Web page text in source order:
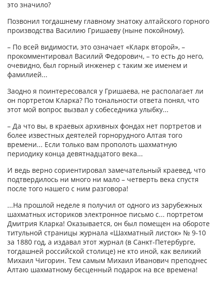
это значило?
Позвонил тогдашнему главному знатоку алтайского горного
производства Василию Гришаеву (ныне покойному).
– По всей видимости, это означает «Кларк второй», –
прокомментировал Василий Федорович, – то есть до него,
очевидно, был горный инженер с таким же именем и
фамилией...
Заодно я поинтересовался у Гришаева, не располагает ли
он портретом Кларка? По тональности ответа понял, что
этот мой вопрос вызвал у собеседника улыбку...
– Да что вы, в краевых архивных фондах нет портретов и
более известных деятелей горнорудного Алтая того
времени... Если только вам прополоть шахматную
периодику конца девятнадцатого века...
И ведь верно сориентировал замечательный краевед, что
подтвердилось ни много ни мало – четверть века спустя
после того нашего с ним разговора!
...На прошлой неделе я получил от одного из зарубежных
шахматных историков электронное письмо с... портретом
Дмитрия Кларка! Оказывается, он был помещен на обороте
титульной страницы журнала «Шахматный листок» № 9-10
за 1880 год, а издавал этот журнал (в Санкт-Петербурге,
тогдашней российской столице) не кто иной, как великий
Михаил Чигорин. Тем самым Михаил Иванович преподнес
Алтаю шахматному бесценный подарок на все времена!